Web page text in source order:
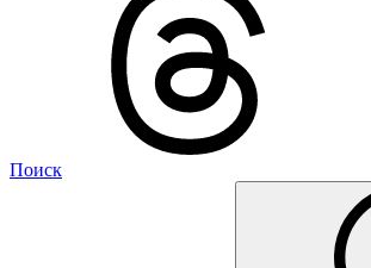
Поиск